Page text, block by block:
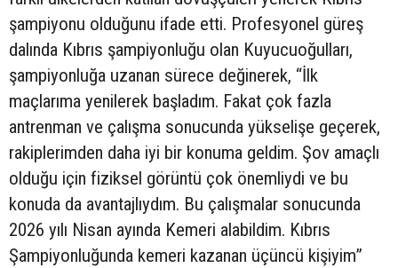
şampiyonu olduğunu ifade etti. Profesyonel güreş
dalında Kıbrıs şampiyonluğu olan Kuyucuoğulları,
şampiyonluğa uzanan sürece değinerek, “İlk
maçlarıma yenilerek başladım. Fakat çok fazla
antrenman ve çalışma sonucunda yükselişe geçerek,
rakiplerimden daha iyi bir konuma geldim. Şov amaçlı
olduğu için fiziksel görüntü çok önemliydi ve bu
konuda da avantajlıydım. Bu çalışmalar sonucunda
2026 yılı Nisan ayında Kemeri alabildim. Kıbrıs
Şampiyonluğunda kemeri kazanan üçüncü kişiyim”